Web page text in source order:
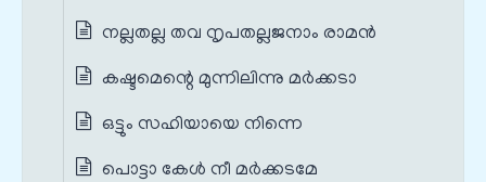
നല്ലതല്ല തവ നൃപതല്ലജനാം രാമന്‍
കഷ്ടമെന്റെ മുന്നിലിന്നു മര്‍ക്കടാ
ഒട്ടും സഹിയായെ നിന്നെ
പൊട്ടാ കേൾ നീ മര്‍ക്കടമേ